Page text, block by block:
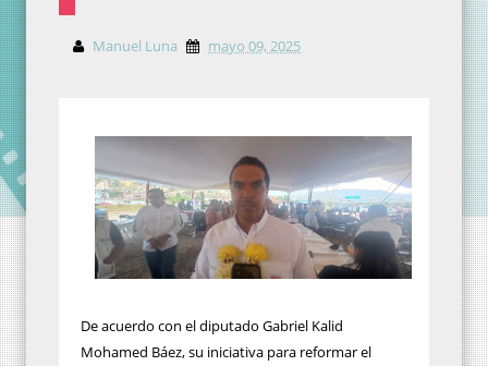
Manuel Luna mayo 09, 2025
De acuerdo con el diputado Gabriel Kalid
Mohamed Báez, su iniciativa para reformar el